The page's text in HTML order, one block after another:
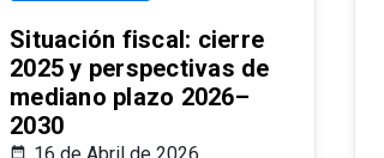
Situación fiscal: cierre
2025 y perspectivas de
mediano plazo 2026–
2030